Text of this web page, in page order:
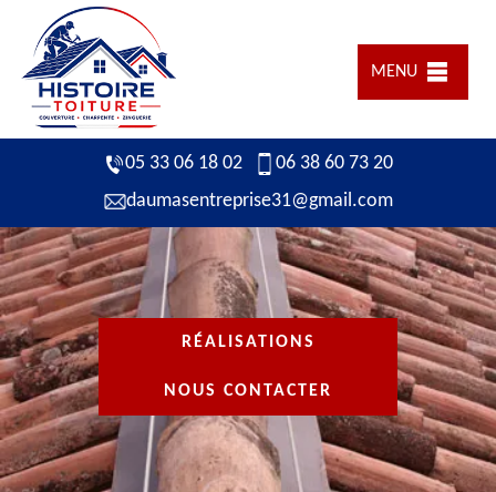
MENU
05 33 06 18 02
06 38 60 73 20
daumasentreprise31@gmail.com
RÉALISATIONS
NOUS CONTACTER